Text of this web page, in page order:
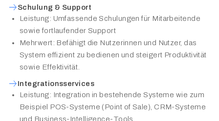
Schulung & Support
Leistung: Umfassende Schulungen für Mitarbeitende
sowie fortlaufender Support
Mehrwert: Befähigt die Nutzerinnen und Nutzer, das
System effizient zu bedienen und steigert Produktivität
sowie Effektivität.
Integrationsservices
Leistung: Integration in bestehende Systeme wie zum
Beispiel POS-Systeme (Point of Sale), CRM-Systeme
und Business-Intelligence-Tools